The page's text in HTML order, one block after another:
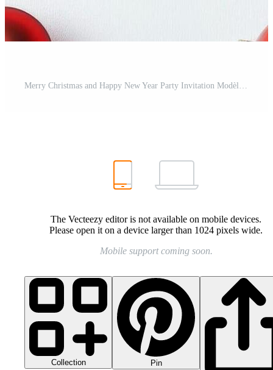
Merry Christmas and Happy New Year Party Invitation Modèle Pro
The Vecteezy editor is not available on mobile devices.
Please open it on a device larger than 1024 pixels wide.
Mobile support coming soon.
Collection Pin